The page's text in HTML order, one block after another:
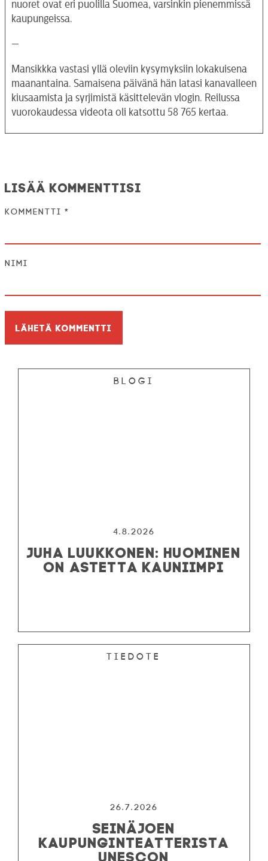
nuoret ovat eri puolilla Suomea, varsinkin pienemmissä
kaupungeissa.
—
Mansikkka vastasi yllä oleviin kysymyksiin lokakuisena
maanantaina. Samaisena päivänä hän latasi kanavalleen
kiusaamista ja syrjimistä käsittelevän vlogin. Reilussa
vuorokaudessa videota oli katsottu 58 765 kertaa.
Lisää kommenttisi
Kommentti *
Nimi
Blogi
4.8.2026
JUHA LUUKKONEN: HUOMINEN
ON ASTETTA KAUNIIMPI
Tiedote
26.7.2026
SEINÄJOEN
KAUPUNGINTEATTERISTA
UNESCON